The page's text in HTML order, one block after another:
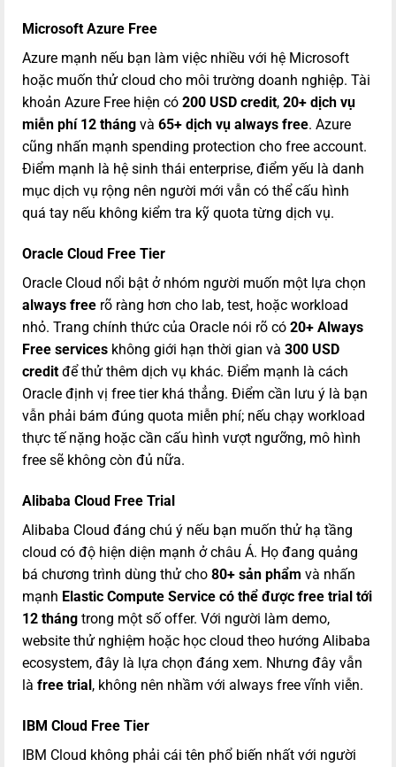
Microsoft Azure Free
Azure mạnh nếu bạn làm việc nhiều với hệ Microsoft
hoặc muốn thử cloud cho môi trường doanh nghiệp. Tài
khoản Azure Free hiện có 200 USD credit, 20+ dịch vụ
miễn phí 12 tháng và 65+ dịch vụ always free. Azure
cũng nhấn mạnh spending protection cho free account.
Điểm mạnh là hệ sinh thái enterprise, điểm yếu là danh
mục dịch vụ rộng nên người mới vẫn có thể cấu hình
quá tay nếu không kiểm tra kỹ quota từng dịch vụ.
Oracle Cloud Free Tier
Oracle Cloud nổi bật ở nhóm người muốn một lựa chọn
always free rõ ràng hơn cho lab, test, hoặc workload
nhỏ. Trang chính thức của Oracle nói rõ có 20+ Always
Free services không giới hạn thời gian và 300 USD
credit để thử thêm dịch vụ khác. Điểm mạnh là cách
Oracle định vị free tier khá thẳng. Điểm cần lưu ý là bạn
vẫn phải bám đúng quota miễn phí; nếu chạy workload
thực tế nặng hoặc cần cấu hình vượt ngưỡng, mô hình
free sẽ không còn đủ nữa.
Alibaba Cloud Free Trial
Alibaba Cloud đáng chú ý nếu bạn muốn thử hạ tầng
cloud có độ hiện diện mạnh ở châu Á. Họ đang quảng
bá chương trình dùng thử cho 80+ sản phẩm và nhấn
mạnh Elastic Compute Service có thể được free trial tới
12 tháng trong một số offer. Với người làm demo,
website thử nghiệm hoặc học cloud theo hướng Alibaba
ecosystem, đây là lựa chọn đáng xem. Nhưng đây vẫn
là free trial, không nên nhầm với always free vĩnh viễn.
IBM Cloud Free Tier
IBM Cloud không phải cái tên phổ biến nhất với người